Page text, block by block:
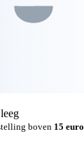
boven 15 euro